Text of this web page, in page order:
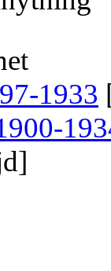
1933